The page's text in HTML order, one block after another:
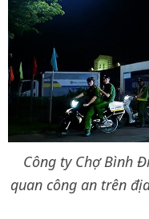
Công ty Chợ Bình
quan công an trên